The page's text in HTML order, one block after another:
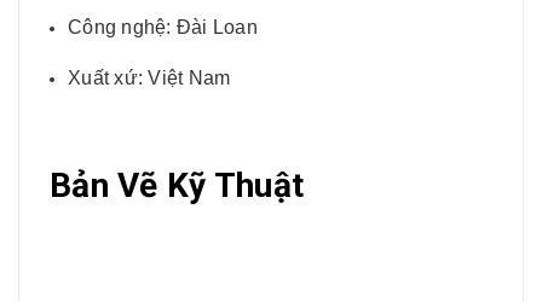
Công nghệ: Đài Loan
Xuất xứ: Việt Nam
Bản Vẽ Kỹ Thuật